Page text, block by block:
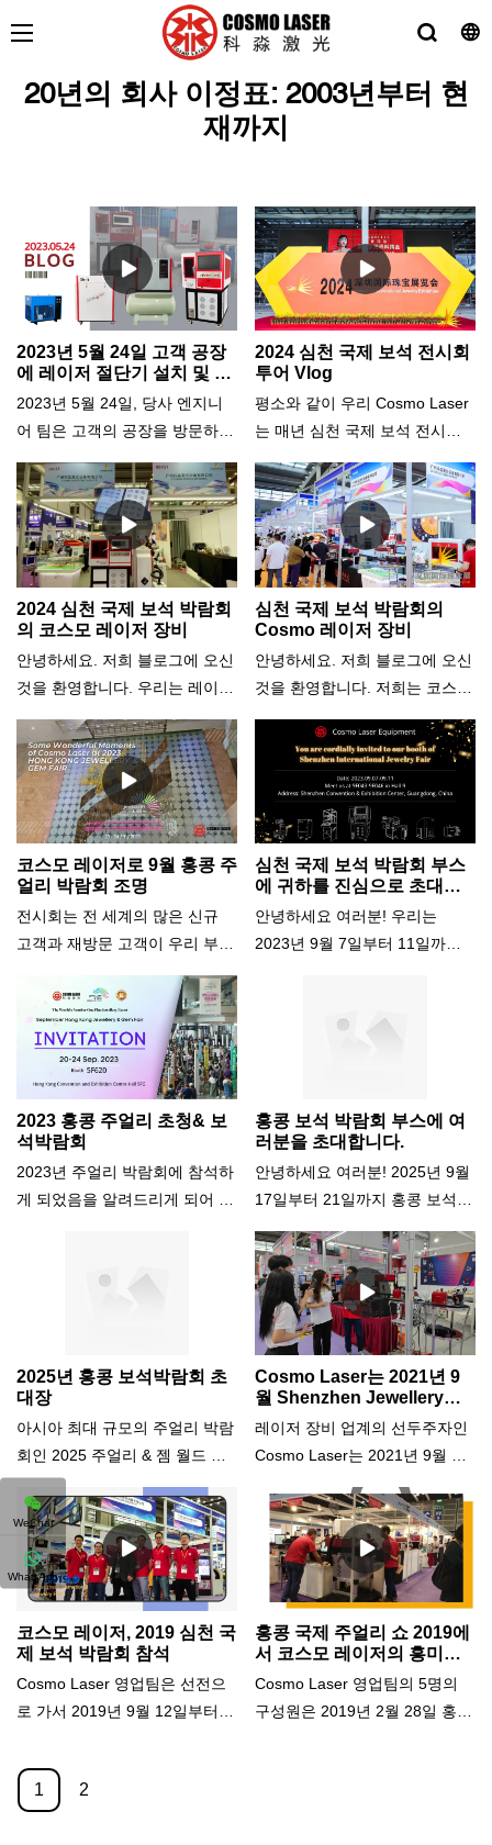
20년의 회사 이정표: 2003년부터 현
재까지
2023년 5월 24일 고객 공장
에 레이저 절단기 설치 및 작
업자 교육
2023년 5월 24일, 당사 엔지니
어 팀은 고객의 공장을 방문하여
작업자에게 파이버 레이저 절단
기 사용법을 설치하고 교육했습
니다. 이 기계는 다양한 금속 재
료를 정확하고 효율적으로 절단
할 수 있는 고성능 장비입니다.
정, 교육 세션, 파이버 레이저 절
단기를 비즈니스에 사용할 때의
이점에 대한 세부 정보를 공유합
2024 심천 국제 보석 전시회
투어 Vlog
평소와 같이 우리 Cosmo Laser
는 매년 심천 국제 보석 전시회
에 참석합니다. 박람회 입장 첫
날의 브이로그를 녹화했습니다.
영상에 나오지 않은 나머지 부분
은 아래 블로그에 있습니다. 레
이저 장비 및 보석 기계의 선도
Cosmo Laser는 레이저 절단기,
레이저 조각기, 레이저 용접기,
핀 마킹기 및 CNC 디자인 절단
는 환상적인 시간을 가졌습니다.
쇼는 큰 성공을 거두었고 전 세
계에서 방문객을 유치하고 귀중
한 통찰력과 피드백을 제공했습
니다. 하이라이트, 방문객 반응,
향후 계획에 대해 자세히 알아보
는 동안 계속 지켜봐 주시기 바
랍니다!
2024 심천 국제 보석 박람회
의 코스모 레이저 장비
안녕하세요. 저희 블로그에 오신
것을 환영합니다. 우리는 레이저
적인 제조업체이자 공급업체인
Cosmo Laser Equipment입니
다. 우리는 중국 본토에서 가장
크고 멋진 보석 및 원석 무역 박
(SIJF)를 마치고 막 돌아왔습니
다. 정말 굉장했어요! 이번 블로
그에서는 당사의 제품과 솔루션,
앞으로의 감사와 희망에 대해 모
두 알려드리겠습니다. 자세한 내
용을 알아보려면 계속 읽어보세
심천 국제 보석 박람회의
Cosmo 레이저 장비
안녕하세요. 저희 블로그에 오신
것을 환영합니다. 저희는 코스모
이저 기계 및 보석 기계 제조업
체 및 공급업체. 우리는 방금 집
에서 돌아왔어심천 국제 보석 박
람회(SIJF), 중국 본토에서 가장
람회입니다. 정말 굉장했어요!
이번 블로그에서는 당사의 제품
과 솔루션, 방문객들의 반응과
니다. 자세한 내용을 알아보려면
코스모 레이저로 9월 홍콩 주
얼리 박람회 조명
전시회는 전 세계의 많은 신규
고객과 재방문 고객이 우리 부스
었습니다. 레이저 조각기, 레이
저 절단기, 레이저 용접기 등 최
신 제품을 선보였습니다. 우리
부스는 2023년 9월 20일부터 24
터에 있었습니다. 우리는 레이저
솔루션이 어떻게 놀랍고 개인화
된 주얼리 디자인을 만드는 데
다. 우리는 앞으로도 더 많은 전
대합니다.
심천 국제 보석 박람회 부스
에 귀하를 진심으로 초대합
니다!
안녕하세요 여러분! 우리는
2023년 9월 7일부터 11일까지
천 컨벤션 9홀 부스 9F043-
곳에서 당신을 만나 코스모 레이
저 기술에 대한 열정을 공유하기
를 기대합니다!
2023 홍콩 주얼리 초청& 보
석박람회
2023년 주얼리 박람회에 참석하
게 되었음을 알려드리게 되어 기
얼리 박람회입니다. 이는 레이저
있는 좋은 기회입니다. 저희 부
스를 방문해 레이저 솔루션이 어
떻게 놀랍고 개인화된 주얼리 디
자인을 만드는 데 도움이 되는지
알아보시기 바랍니다.
홍콩 보석 박람회 부스에 여
러분을 초대합니다.
안녕하세요 여러분! 2025년 9월
17일부터 21일까지 홍콩 보석
다. 홍콩에 위치한 홍콩 컨벤션
전시 센터(HKCEC) 5E734 부스
를 방문해 주세요. 여러분을 만
나 뵙고 코스모 레이저 기술에
수 있기를 기대합니다!
2025년 홍콩 보석박람회 초
대장
아시아 최대 규모의 주얼리 박람
회인 2025 주얼리 & 젬 월드 홍
콩에 참가하게 되어 매우 기쁩니
다! 저희 부스를 방문하셔서 레
이저 커팅 머신, 레이저 각인 머
신, 레이저 용접 머신, 핀 마킹 머
신, CNC 디자인 커팅 머신, 집진
을 직접 확인해 보세요. 저희의
혁신적인 솔루션이 아름다운 맞
춤형 주얼리 디자인을 제작하는
Cosmo Laser는 2021년 9
월 Shenzhen Jewellery
Fair에서 미디어 회사와 인터
뷰했습니다.
레이저 장비 업계의 선두주자인
Cosmo Laser는 2021년 9월 심
Media와 인터뷰하는 영광을 누
렸습니다. 우리 엔지니어인 Mr.
James는 우리 회사와 레이저 기
계에 대한 귀중한 통찰력을 공유
안 진행되었으며 다음과 같은 몇
가지 주요 주제를 다루었습니다.
1. 베스트 셀러 모델 2. 기능 및
코스모 레이저, 2019 심천 국
제 보석 박람회 참석
Cosmo Laser 영업팀은 선전으
로 가서 2019년 9월 12일부터
했습니다. 4일간의 박람회에서
우리는 전시업체와 손님을 위해
홍콩 국제 주얼리 쇼 2019에
서 코스모 레이저의 흥미로
운 추억
Cosmo Laser 영업팀의 5명의
구성원은 2019년 2월 28일 홍콩
1 2
WeChat
WhatsApp